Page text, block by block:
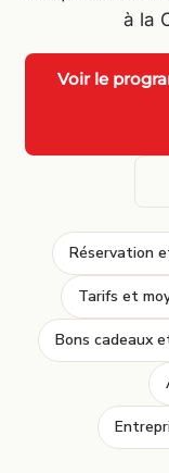
à la
Voir le
Réservation
Tarifs et
Bons cadeaux